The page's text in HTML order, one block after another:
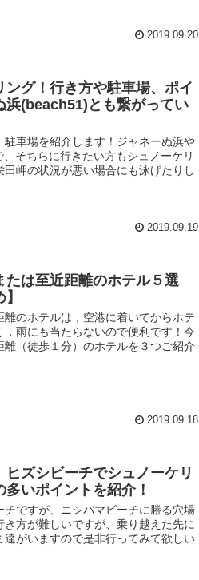
2019.09.20
グ！行き方や駐車場、ポイ
浜(beach51)とも繋がってい
車場を紹介します！ジャネーぬ浜や
そちらに行きたい方もシュノーケリ
岬の状況が悪い場合にも泳げたりし
2019.09.19
たは至近距離のホテル５選
のホテルは，空港に着いてからホテ
雨にも当たらないので便利です！今
（徒歩１分）のホテルを３つご紹介
2019.09.18
ヒズシビーチでシュノーケリ
いポイントを紹介！
チですが、ニシバマビーチに勝る穴場
方が難しいですが、乗り越えた先に
がいますので是非行ってみて欲しい